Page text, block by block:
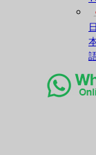
日